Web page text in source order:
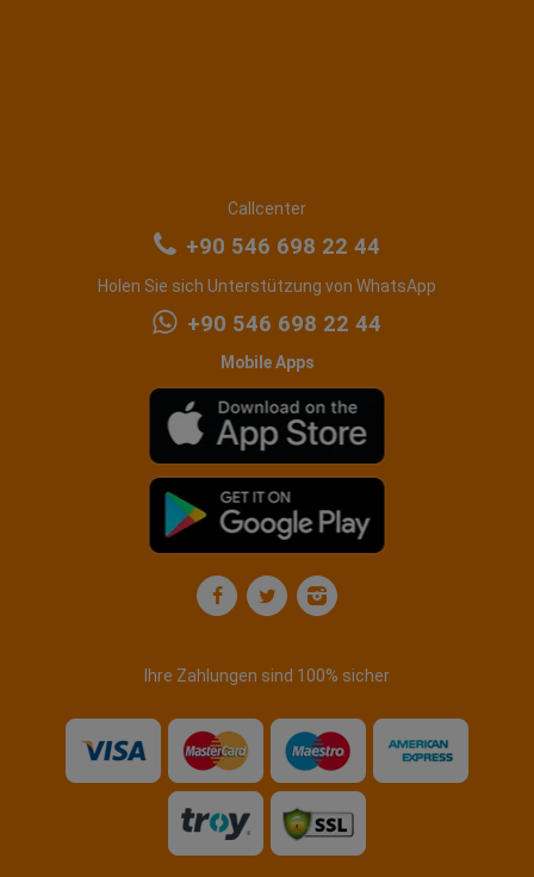
Callcenter
+90 546 698 22 44
Holen Sie sich Unterstützung von WhatsApp
+90 546 698 22 44
Mobile Apps
Ihre Zahlungen sind 100% sicher